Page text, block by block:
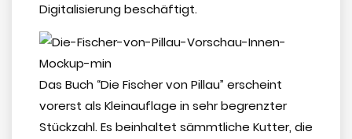
Digitalisierung beschäftigt.
Das Buch “Die Fischer von Pillau” erscheint
vorerst als Kleinauflage in sehr begrenzter
Stückzahl. Es beinhaltet sämmtliche Kutter, die